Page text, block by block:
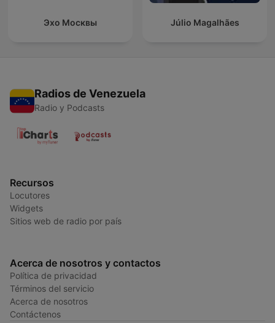
Эхо Москвы Júlio Magalhães
Radios de Venezuela
Radio y Podcasts
Recursos
Locutores
Widgets
Sitios web de radio por país
Acerca de nosotros y contactos
Política de privacidad
Términos del servicio
Acerca de nosotros
Contáctenos